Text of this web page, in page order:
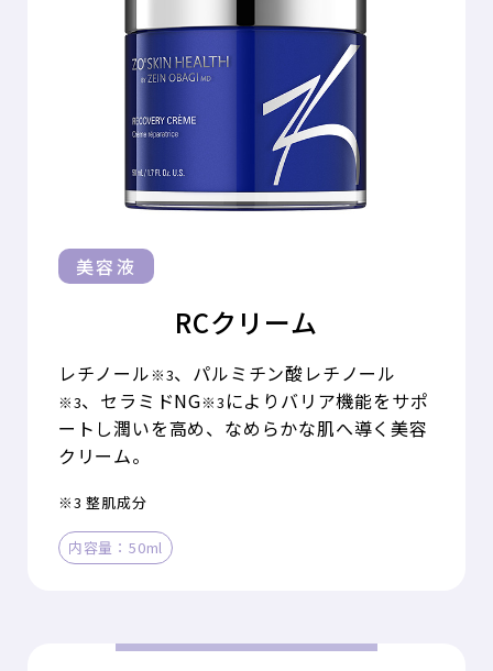
美容液
RCクリーム
レチノール※3、パルミチン酸レチノール
※3、セラミドNG※3 によりバリア機能をサポ
ートし潤いを高め、なめらかな肌へ導く美容
クリーム。
※3 整肌成分
内容量：50ml